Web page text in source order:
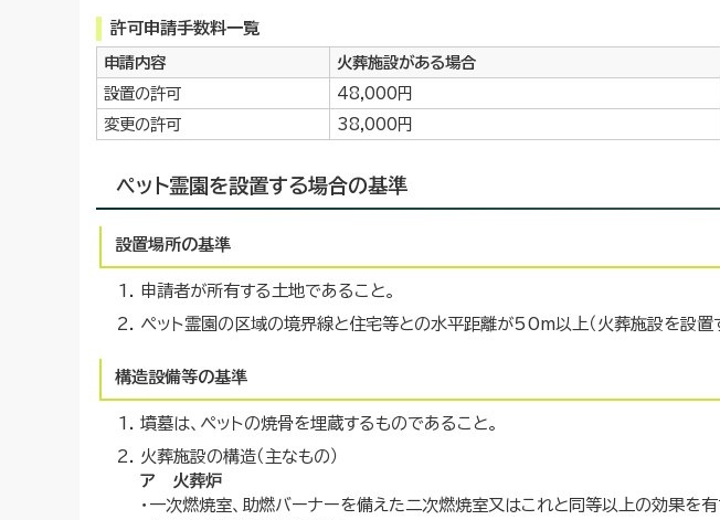
許可申請手数料一覧
申請内容 火葬施設がある場合
設置の許可
48,000円
変更の許可
38,000円
ペット霊園を設置する場合の基準
設置場所の基準
申請者が所有する土地であること。
ペット霊園の区域の境界線と住宅等との水平距離が50m以上（火葬施設を設置
構造設備等の基準
墳墓は、ペットの焼骨を埋蔵するものであること。
火葬施設の構造（主なもの）
ア 火葬炉
・一次燃焼室、助燃バーナーを備えた二次燃焼室又はこれと同等以上の効果を有